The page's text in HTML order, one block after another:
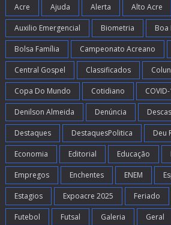
Acre Ajuda Alerta Alto Acre
Auxilio Emergencial Biometria Boa
Bolsa Família Campeonato Acreano
Central Gospel Classificados
Copa Do Mundo Cotidiano
Denilson Almeida Denúncia
Destaques DestaquesPolitica Deu
Economia Editorial Educação
Empregos Enchentes ENEM
Estagios Expoacre 2025 Feriado
Futebol Futsal Galeria Geral